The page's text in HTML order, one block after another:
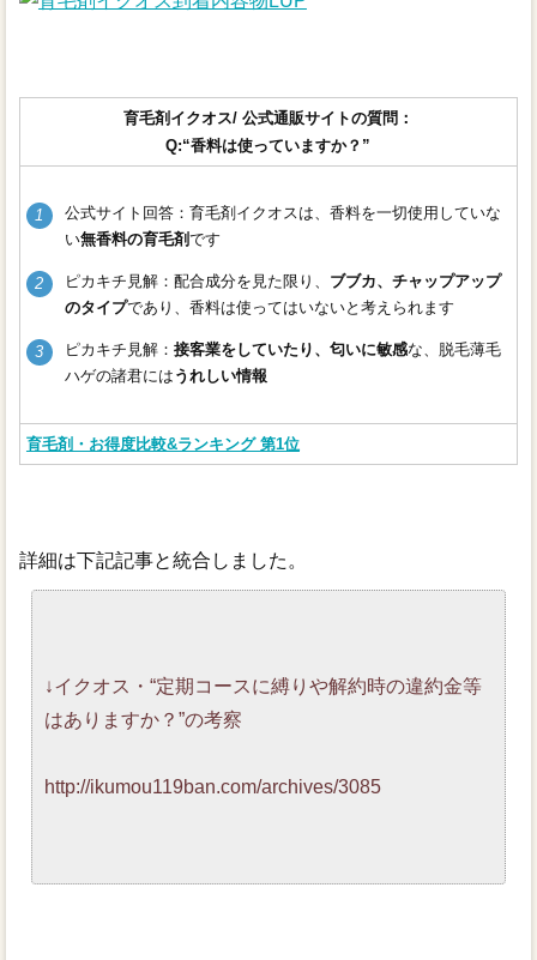
育毛剤イクオス/ 公式通販サイトの質問：
Q:“香料は使っていますか？”
公式サイト回答：育毛剤イクオスは、香料を一切使用していな
い無香料の育毛剤です
ピカキチ見解：配合成分を見た限り、 ブブカ、チャップアップ
のタイプであり、香料は使ってはいないと考えられます
ピカキチ見解： 接客業をしていたり、匂いに敏感な、脱毛薄毛
ハゲの諸君には うれしい情報
育毛剤・お得度比較&ランキング 第1位
詳細は下記記事と統合しました。
↓イクオス・“定期コースに縛りや解約時の違約金等
はありますか？”の考察
http://ikumou119ban.com/archives/3085